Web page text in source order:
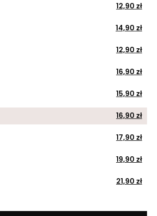
12,90 zł
14,90 zł
12,90 zł
16,90 zł
15,90 zł
16,90 zł
17,90 zł
19,90 zł
21,90 zł